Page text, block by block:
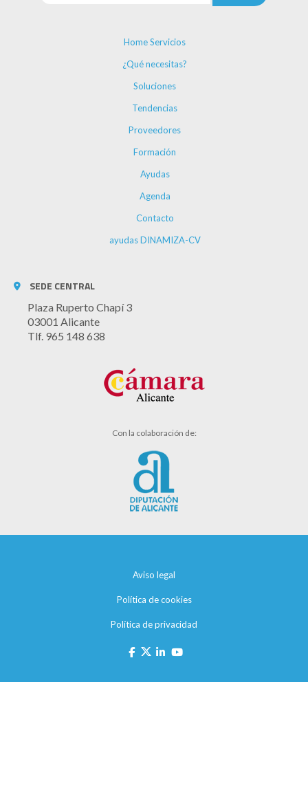
Home Servicios
¿Qué necesitas?
Soluciones
Tendencias
Proveedores
Formación
Ayudas
Agenda
Contacto
ayudas DINAMIZA-CV
SEDE CENTRAL
Plaza Ruperto Chapí 3
03001 Alicante
Tlf. 965 148 638
Con la colaboración de:
Aviso legal
Política de cookies
Política de privacidad